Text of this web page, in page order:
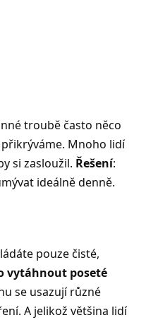
troubě často něco
Mnoho lidí
si zasloužil. Řešení:
ideálně denně.
pouze čisté,
vytáhnout poseté
se usazují různé
A jelikož většina lidí